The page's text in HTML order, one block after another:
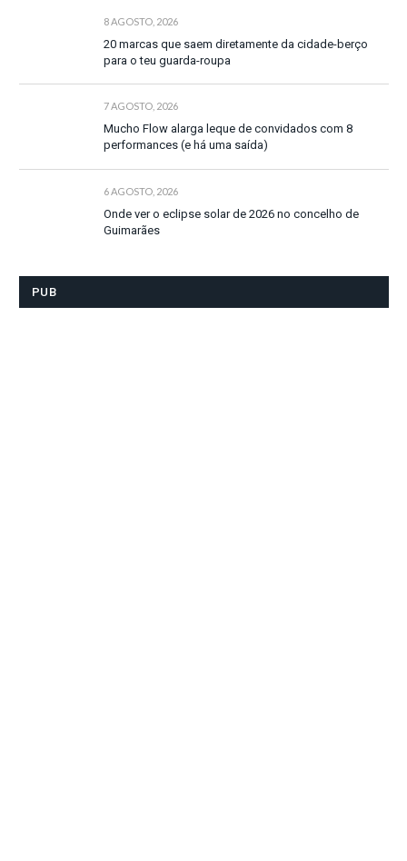
8 AGOSTO, 2026
20 marcas que saem diretamente da cidade-berço
para o teu guarda-roupa
7 AGOSTO, 2026
Mucho Flow alarga leque de convidados com 8
performances (e há uma saída)
6 AGOSTO, 2026
Onde ver o eclipse solar de 2026 no concelho de
Guimarães
PUB